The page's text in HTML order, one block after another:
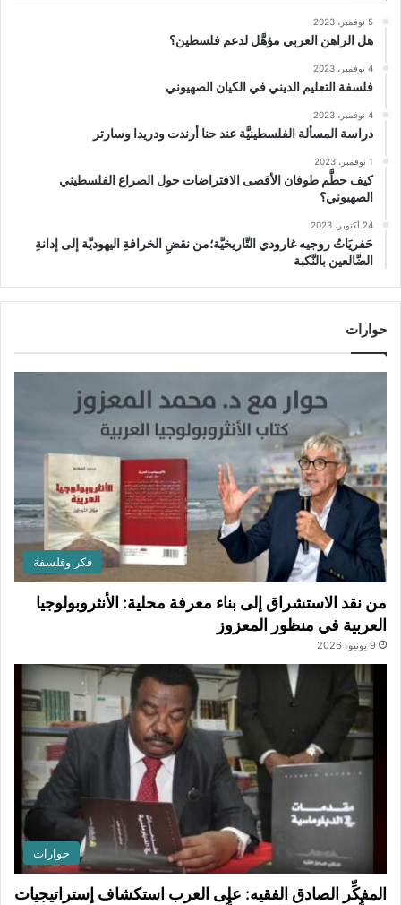
5 نوفمبر، 2023
هل الراهن العربي مؤهَّل لدعم فلسطين؟
4 نوفمبر، 2023
فلسفة التعليم الديني في الكيان الصهيوني
4 نوفمبر، 2023
دراسة المسألة الفلسطينيَّة عند حنا أرندت ودريدا وسارتر
1 نوفمبر، 2023
كيف حطَّم طوفان الأقصى الافتراضات حول الصراع الفلسطيني
الصهيوني؟
24 أكتوبر، 2023
حَفريَاتُ روجيه غارودي التَّاريخيَّة؛من نقضِ الخرافةِ اليهوديَّة إلى إدانةِ
الضَّالعين بالنَّكبة
حوارات
فكر وفلسفة
من نقد الاستشراق إلى بناء معرفة محلية: الأنثروبولوجيا
العربية في منظور المعزوز
9 يونيو، 2026
حوارات
المفكِّر الصادق الفقيه: على العرب استكشاف إستراتيجيات